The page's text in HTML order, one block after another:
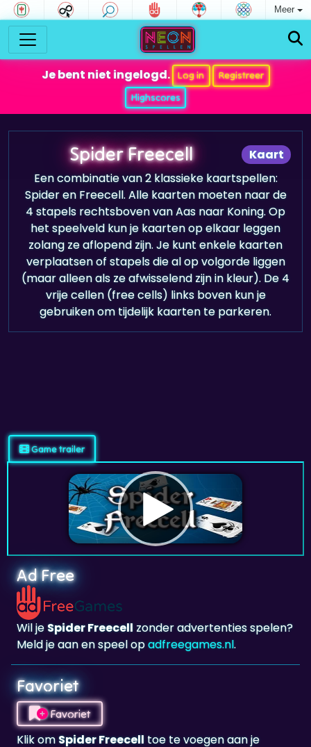
Meer
Je bent niet ingelogd. Log in
Registreer
Highscores
Kaart
Spider Freecell
Een combinatie van 2 klassieke kaartspellen:
Spider en Freecell. Alle kaarten moeten naar de
4 stapels rechtsboven van Aas naar Koning. Op
het speelveld kun je kaarten op elkaar leggen
zolang ze aflopend zijn. Je kunt enkele kaarten
verplaatsen of stapels die al op volgorde liggen
(maar alleen als ze afwisselend zijn in kleur). De 4
vrije cellen (free cells) links boven kun je
gebruiken om tijdelijk kaarten te parkeren.
Ad Free
Wil je Spider Freecell
Meld je aan en speel op
Favoriet
Favoriet
Klik omSpider Freecell
favorieten.